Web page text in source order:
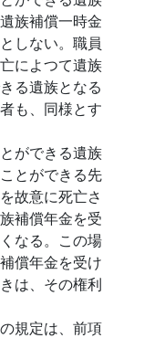
族補償一時金
しない。職員
によつて遺族
る遺族となる
も、同様とす
ができる遺族
とができる先
故意に死亡さ
補償年金を受
なる。この場
償年金を受け
は、その権利
規定は、前項